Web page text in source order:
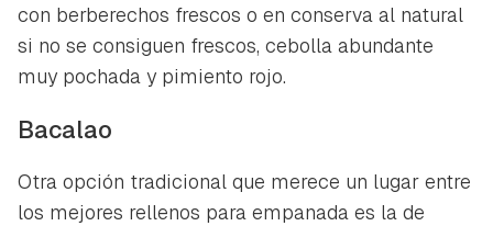
con berberechos frescos o en conserva al natural
si no se consiguen frescos, cebolla abundante
muy pochada y pimiento rojo.
Bacalao
Otra opción tradicional que merece un lugar entre
los mejores rellenos para empanada es la de